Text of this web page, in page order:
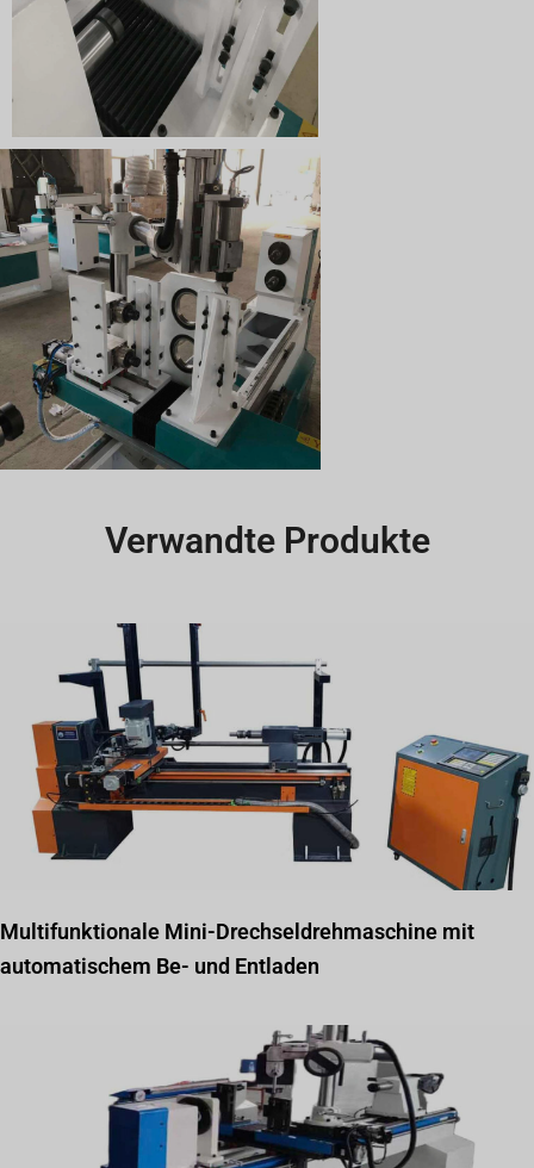
Verwandte Produkte
Multifunktionale Mini-Drechseldrehmaschine mit
automatischem Be- und Entladen